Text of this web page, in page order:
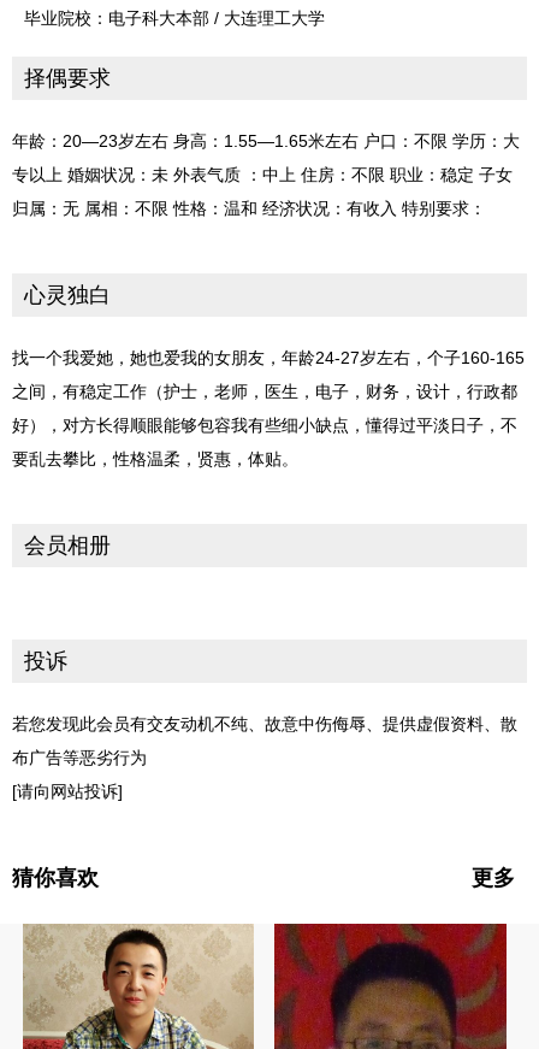
毕业院校：电子科大本部 / 大连理工大学
择偶要求
年龄：20—23岁左右 身高：1.55—1.65米左右 户口：不限 学历：大
专以上 婚姻状况：未 外表气质 ：中上 住房：不限 职业：稳定 子女
归属：无 属相：不限 性格：温和 经济状况：有收入 特别要求：
心灵独白
找一个我爱她，她也爱我的女朋友，年龄24-27岁左右，个子160-165
之间，有稳定工作（护士，老师，医生，电子，财务，设计，行政都
好），对方长得顺眼能够包容我有些细小缺点，懂得过平淡日子，不
要乱去攀比，性格温柔，贤惠，体贴。
会员相册
投诉
若您发现此会员有交友动机不纯、故意中伤侮辱、提供虚假资料、散
布广告等恶劣行为
[请向网站投诉]
猜你喜欢 更多